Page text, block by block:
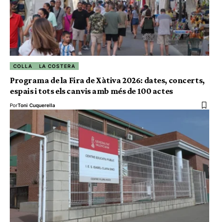
COLLA LA COSTERA
Programa de la Fira de Xàtiva 2026: dates, concerts,
espais i tots els canvis amb més de 100 actes
PorToni Cuquerella